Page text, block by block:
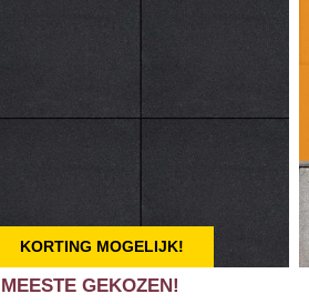
KORTING MOGELIJK!
MEESTE GEKOZEN!